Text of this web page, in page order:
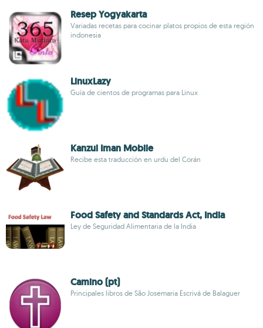
Resep Yogyakarta
Variadas recetas para cocinar platos propios de esta región
indonesia
LinuxLazy
Guía de cientos de programas para Linux
Kanzul Iman Mobile
Recibe esta traducción en urdu del Corán
Food Safety and Standards Act, India
Ley de Seguridad Alimentaria de la India
Camino (pt)
Principales libros de São Josemaria Escrivá de Balaguer